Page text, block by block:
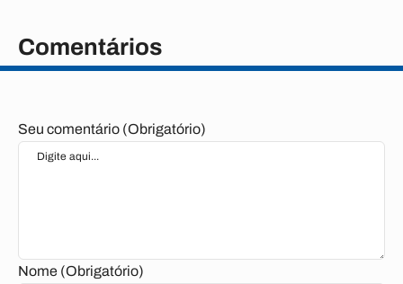
Comentários
Seu comentário (Obrigatório)
Nome (Obrigatório)